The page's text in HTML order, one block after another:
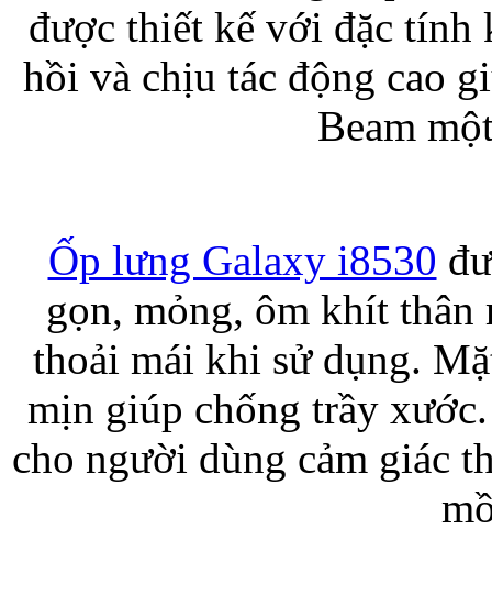
Ốp lưng iPhone
Bao da iPhone 5
Túi đựng iPad
được thiết kế với đặc tính
hồi và chịu tác động cao
Beam
Ốp lưng Galaxy i8530
gọn, mỏng, ôm khít thân
thoải mái khi sử dụng.
mịn giúp chống trầy
cho người dùng cảm giác